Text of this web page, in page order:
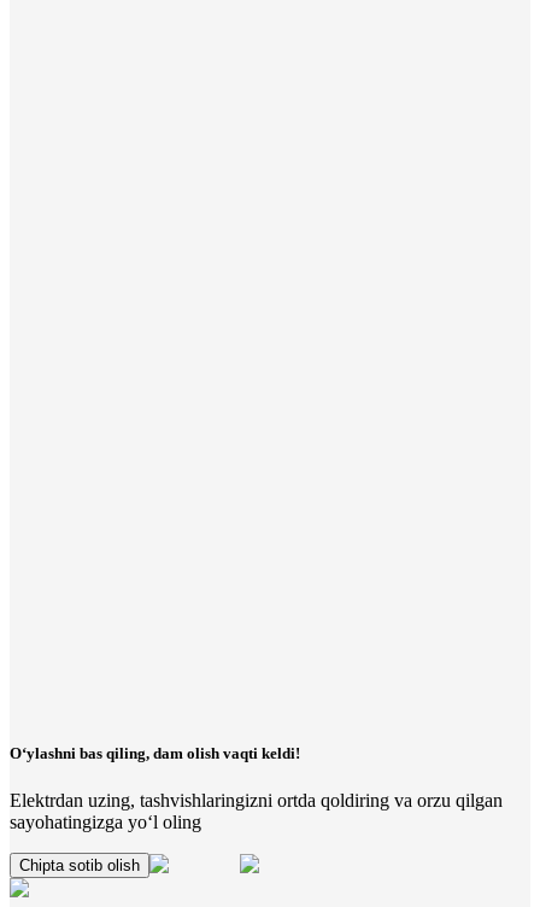
O‘ylashni bas qiling, dam olish vaqti keldi!
Elektrdan uzing, tashvishlaringizni ortda qoldiring va orzu qilgan
sayohatingizga yo‘l oling
Chipta sotib olish